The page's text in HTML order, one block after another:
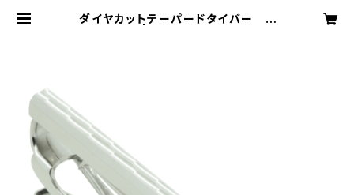
ダイヤカットテーパードタイバー V